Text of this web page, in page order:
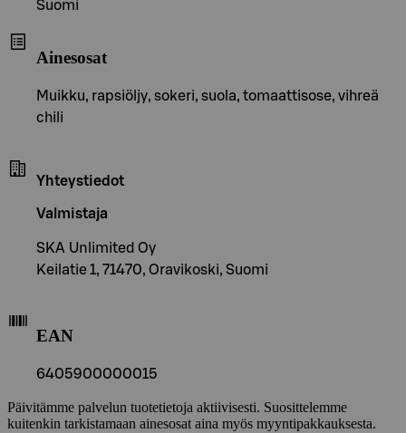
Suomi
Ainesosat
Muikku, rapsiöljy, sokeri, suola, tomaattisose, vihreä
chili
Yhteystiedot
Valmistaja
SKA Unlimited Oy
Keilatie 1, 71470, Oravikoski, Suomi
EAN
6405900000015
Päivitämme palvelun tuotetietoja aktiivisesti. Suosittelemme
kuitenkin tarkistamaan ainesosat aina myös myyntipakkauksesta.